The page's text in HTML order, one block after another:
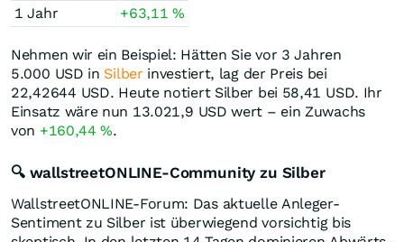
1 Jahr
+63,11%
Nehmen wir ein Beispiel: Hätten Sie vor 3 Jahren
5.000 USD in Silber investiert, lag der Preis bei
22,42644 USD. Heute notiert Silber bei 58,41 USD. Ihr
Einsatz wäre nun 13.021,9 USD wert – ein Zuwachs
von +160,44%.
🔍 wallstreetONLINE-Community zu Silber
WallstreetONLINE-Forum: Das aktuelle Anleger-
Sentiment zu Silber ist überwiegend vorsichtig bis